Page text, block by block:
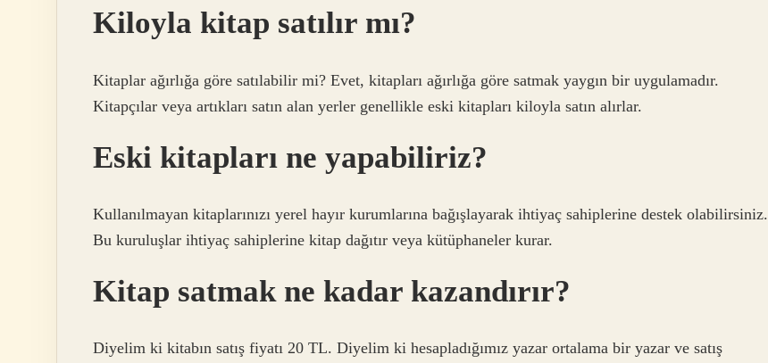
Kiloyla kitap satılır mı?
Kitaplar ağırlığa göre satılabilir mi? Evet, kitapları ağırlığa göre satmak yaygın bir uygulamadır.
Kitapçılar veya artıkları satın alan yerler genellikle eski kitapları kiloyla satın alırlar.
Eski kitapları ne yapabiliriz?
Kullanılmayan kitaplarınızı yerel hayır kurumlarına bağışlayarak ihtiyaç sahiplerine destek olabilirsiniz.
Bu kuruluşlar ihtiyaç sahiplerine kitap dağıtır veya kütüphaneler kurar.
Kitap satmak ne kadar kazandırır?
Diyelim ki kitabın satış fiyatı 20 TL. Diyelim ki hesapladığımız yazar ortalama bir yazar ve satış